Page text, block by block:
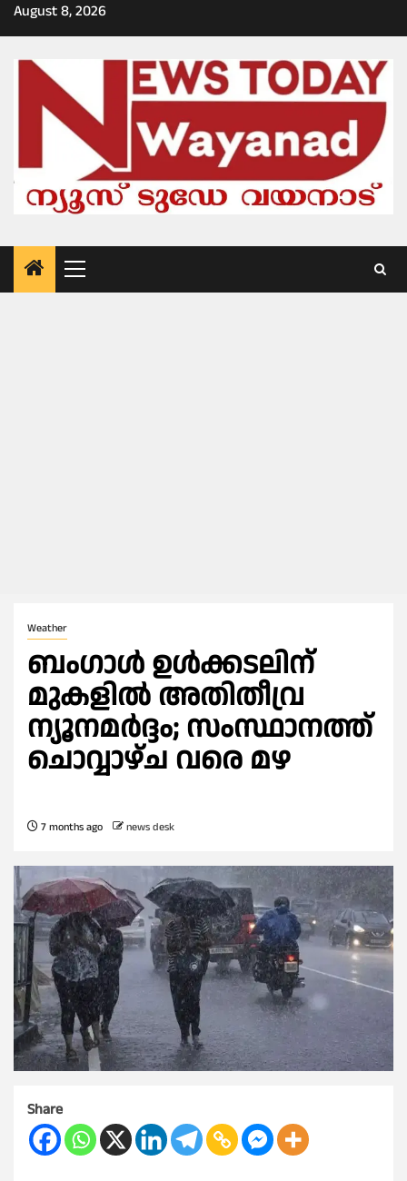
Skip
to
August 8, 2026
Primary
Menu
Weather
ബംഗാള്‍ ഉള്‍ക്കടലിന്
മുകളില്‍ അതിതീവ്ര
ന്യൂനമര്‍ദ്ദം; സംസ്ഥാനത്ത്
ചൊവ്വാഴ്ച വരെ മഴ
7 months ago news desk
Share